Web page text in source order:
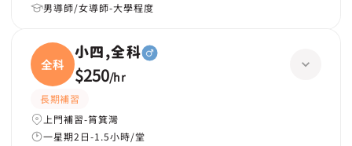
男導師/女導師-大學程度
全科
小四,全科
$250/hr
長期補習
上門補習-筲箕灣
一星期2日-1.5小時/堂